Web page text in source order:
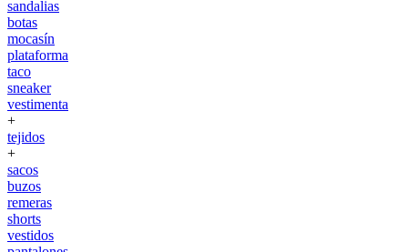
sandalias
botas
mocasín
plataforma
taco
sneaker
vestimenta
+
tejidos
+
sacos
buzos
remeras
shorts
vestidos